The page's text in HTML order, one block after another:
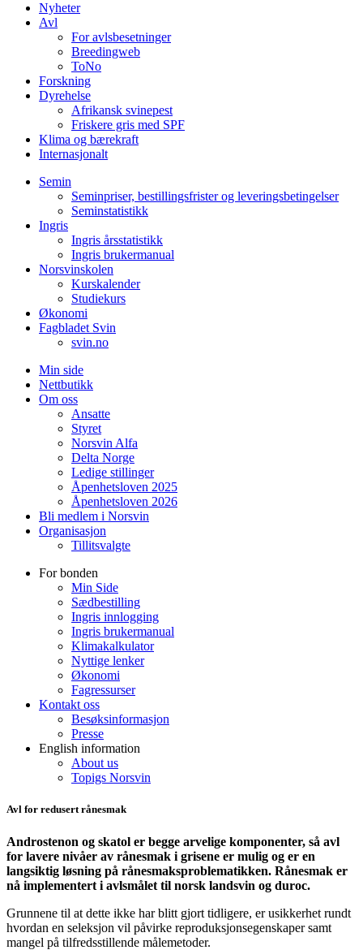
Nyheter
Avl
For avlsbesetninger
Breedingweb
ToNo
Forskning
Dyrehelse
Afrikansk svinepest
Friskere gris med SPF
Klima og bærekraft
Internasjonalt
Semin
Seminpriser, bestillingsfrister og leveringsbetingelser
Seminstatistikk
Ingris
Ingris årsstatistikk
Ingris brukermanual
Norsvinskolen
Kurskalender
Studiekurs
Økonomi
Fagbladet Svin
svin.no
Min side
Nettbutikk
Om oss
Ansatte
Styret
Norsvin Alfa
Delta Norge
Ledige stillinger
Åpenhetsloven 2025
Åpenhetsloven 2026
Bli medlem i Norsvin
Organisasjon
Tillitsvalgte
For bonden
Min Side
Sædbestilling
Ingris innlogging
Ingris brukermanual
Klimakalkulator
Nyttige lenker
Økonomi
Fagressurser
Kontakt oss
Besøksinformasjon
Presse
English information
About us
Topigs Norsvin
Avl for redusert rånesmak
Androstenon og skatol er begge arvelige komponenter, så avl
for lavere nivåer av rånesmak i grisene er mulig og er en
langsiktig løsning på rånesmaksproblematikken. Rånesmak er
nå implementert i avlsmålet til norsk landsvin og duroc.
Grunnene til at dette ikke har blitt gjort tidligere, er usikkerhet rundt
hvordan en seleksjon vil påvirke reproduksjonsegenskaper samt
mangel på tilfredsstillende målemetoder.